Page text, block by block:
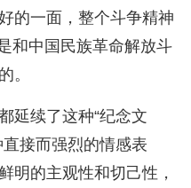
的一面，整个斗争精神
和中国民族革命解放斗
。
延续了这种“纪念文
接而强烈的情感表
明的主观性和切己性，